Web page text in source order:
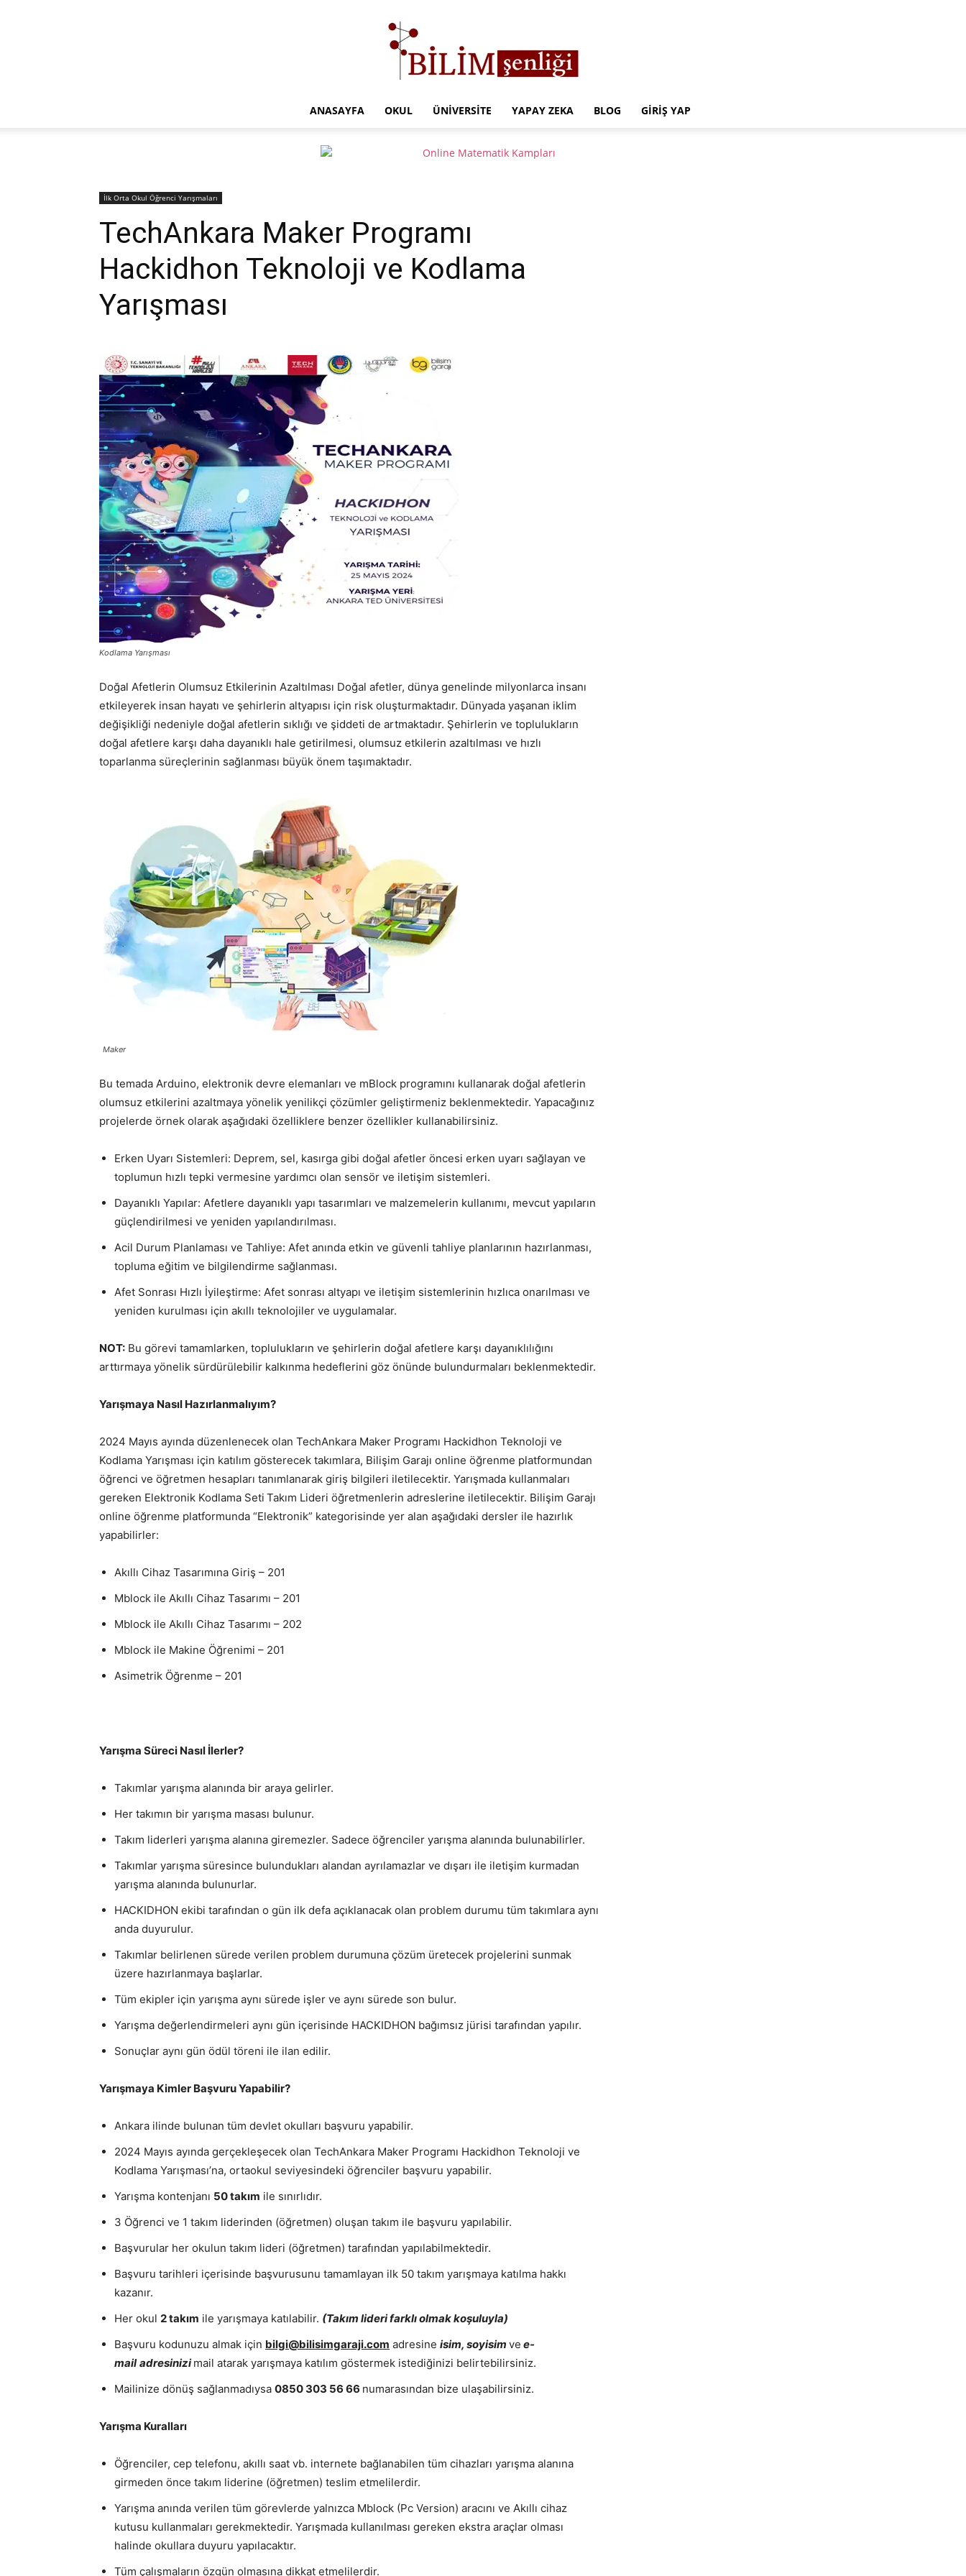
ANASAYFA OKUL ÜNIVERSITE YAPAY ZEKA BLOG GIRIŞ YAP
İlk Orta Okul Öğrenci Yarışmaları
TechAnkara Maker Programı
Hackidhon Teknoloji ve Kodlama
Yarışması
Kodlama Yarışması
Doğal Afetlerin Olumsuz Etkilerinin Azaltılması Doğal afetler, dünya genelinde milyonlarca insanı
etkileyerek insan hayatı ve şehirlerin altyapısı için risk oluşturmaktadır. Dünyada yaşanan iklim
değişikliği nedeniyle doğal afetlerin sıklığı ve şiddeti de artmaktadır. Şehirlerin ve toplulukların
doğal afetlere karşı daha dayanıklı hale getirilmesi, olumsuz etkilerin azaltılması ve hızlı
toparlanma süreçlerinin sağlanması büyük önem taşımaktadır.
Maker
Bu temada Arduino, elektronik devre elemanları ve mBlock programını kullanarak doğal afetlerin
olumsuz etkilerini azaltmaya yönelik yenilikçi çözümler geliştirmeniz beklenmektedir. Yapacağınız
projelerde örnek olarak aşağıdaki özelliklere benzer özellikler kullanabilirsiniz.
Erken Uyarı Sistemleri: Deprem, sel, kasırga gibi doğal afetler öncesi erken uyarı sağlayan ve
toplumun hızlı tepki vermesine yardımcı olan sensör ve iletişim sistemleri.
Dayanıklı Yapılar: Afetlere dayanıklı yapı tasarımları ve malzemelerin kullanımı, mevcut yapıların
güçlendirilmesi ve yeniden yapılandırılması.
Acil Durum Planlaması ve Tahliye: Afet anında etkin ve güvenli tahliye planlarının hazırlanması,
topluma eğitim ve bilgilendirme sağlanması.
Afet Sonrası Hızlı İyileştirme: Afet sonrası altyapı ve iletişim sistemlerinin hızlıca onarılması ve
yeniden kurulması için akıllı teknolojiler ve uygulamalar.
NOT: Bu görevi tamamlarken, toplulukların ve şehirlerin doğal afetlere karşı dayanıklılığını
arttırmaya yönelik sürdürülebilir kalkınma hedeflerini göz önünde bulundurmaları beklenmektedir.
Yarışmaya Nasıl Hazırlanmalıyım?
2024 Mayıs ayında düzenlenecek olan TechAnkara Maker Programı Hackidhon Teknoloji ve
Kodlama Yarışması için katılım gösterecek takımlara, Bilişim Garajı online öğrenme platformundan
öğrenci ve öğretmen hesapları tanımlanarak giriş bilgileri iletilecektir. Yarışmada kullanmaları
gereken Elektronik Kodlama Seti Takım Lideri öğretmenlerin adreslerine iletilecektir. Bilişim Garajı
online öğrenme platformunda “Elektronik” kategorisinde yer alan aşağıdaki dersler ile hazırlık
yapabilirler:
Akıllı Cihaz Tasarımına Giriş – 201
Mblock ile Akıllı Cihaz Tasarımı – 201
Mblock ile Akıllı Cihaz Tasarımı – 202
Mblock ile Makine Öğrenimi – 201
Asimetrik Öğrenme – 201
Yarışma Süreci Nasıl İlerler?
Takımlar yarışma alanında bir araya gelirler.
Her takımın bir yarışma masası bulunur.
Takım liderleri yarışma alanına giremezler. Sadece öğrenciler yarışma alanında bulunabilirler.
Takımlar yarışma süresince bulundukları alandan ayrılamazlar ve dışarı ile iletişim kurmadan
yarışma alanında bulunurlar.
HACKIDHON ekibi tarafından o gün ilk defa açıklanacak olan problem durumu tüm takımlara aynı
anda duyurulur.
Takımlar belirlenen sürede verilen problem durumuna çözüm üretecek projelerini sunmak
üzere hazırlanmaya başlarlar.
Tüm ekipler için yarışma aynı sürede işler ve aynı sürede son bulur.
Yarışma değerlendirmeleri aynı gün içerisinde HACKIDHON bağımsız jürisi tarafından yapılır.
Sonuçlar aynı gün ödül töreni ile ilan edilir.
Yarışmaya Kimler Başvuru Yapabilir?
Ankara ilinde bulunan tüm devlet okulları başvuru yapabilir.
2024 Mayıs ayında gerçekleşecek olan TechAnkara Maker Programı Hackidhon Teknoloji ve
Kodlama Yarışması’na, ortaokul seviyesindeki öğrenciler başvuru yapabilir.
Yarışma kontenjanı 50 takım ile sınırlıdır.
3 Öğrenci ve 1 takım liderinden (öğretmen) oluşan takım ile başvuru yapılabilir.
Başvurular her okulun takım lideri (öğretmen) tarafından yapılabilmektedir.
Başvuru tarihleri içerisinde başvurusunu tamamlayan ilk 50 takım yarışmaya katılma hakkı
kazanır.
Her okul 2 takım ile yarışmaya katılabilir. (Takım lideri farklı olmak koşuluyla)
Başvuru kodunuzu almak için bilgi@bilisimgaraji.com adresine isim, soyisim ve e-
mail adresinizimail atarak yarışmaya katılım göstermek istediğinizi belirtebilirsiniz.
Mailinize dönüş sağlanmadıysa 0850 303 56 66 numarasından bize ulaşabilirsiniz.
Yarışma Kuralları
Öğrenciler, cep telefonu, akıllı saat vb. internete bağlanabilen tüm cihazları yarışma alanına
girmeden önce takım liderine (öğretmen) teslim etmelilerdir.
Yarışma anında verilen tüm görevlerde yalnızca Mblock (Pc Version) aracını ve Akıllı cihaz
kutusu kullanmaları gerekmektedir. Yarışmada kullanılması gereken ekstra araçlar olması
halinde okullara duyuru yapılacaktır.
Tüm çalışmaların özgün olmasına dikkat etmelilerdir.